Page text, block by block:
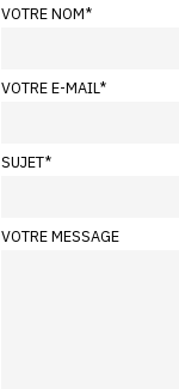
VOTRE NOM*
VOTRE E-MAIL*
SUJET*
VOTRE MESSAGE